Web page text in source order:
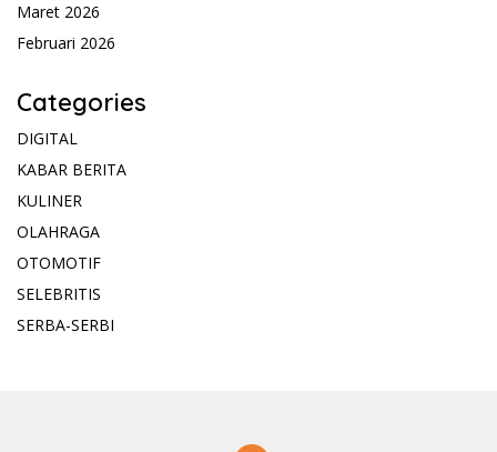
Maret 2026
Februari 2026
Categories
DIGITAL
KABAR BERITA
KULINER
OLAHRAGA
OTOMOTIF
SELEBRITIS
SERBA-SERBI